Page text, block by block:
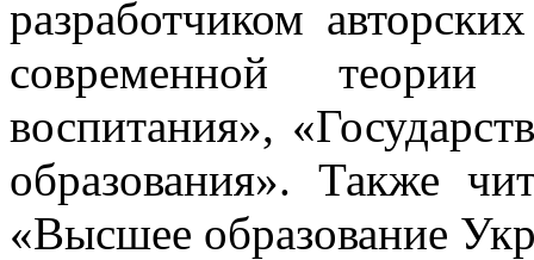
разработчиком
современной
воспитания»,
образования». Также
«Высшее образование